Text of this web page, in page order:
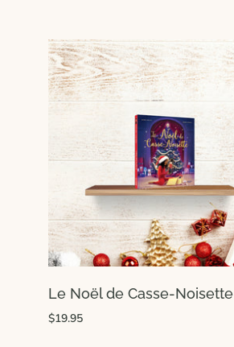
Le Noël de Casse-Noisette
$19.95